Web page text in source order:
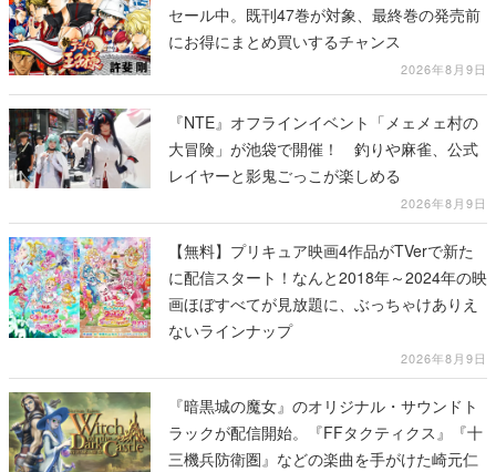
セール中。既刊47巻が対象、最終巻の発売前
にお得にまとめ買いするチャンス
2026年8月9日
『NTE』オフラインイベント「メェメェ村の
大冒険」が池袋で開催！ 釣りや麻雀、公式
レイヤーと影鬼ごっこが楽しめる
2026年8月9日
【無料】プリキュア映画4作品がTVerで新た
に配信スタート！なんと2018年～2024年の映
画ほぼすべてが見放題に、ぶっちゃけありえ
ないラインナップ
2026年8月9日
『暗黒城の魔女』のオリジナル・サウンドト
ラックが配信開始。『FFタクティクス』『十
三機兵防衛圏』などの楽曲を手がけた崎元仁